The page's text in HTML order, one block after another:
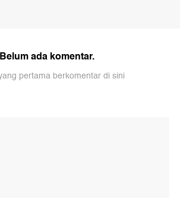
Belum ada komentar.
pertama berkomentar di sini